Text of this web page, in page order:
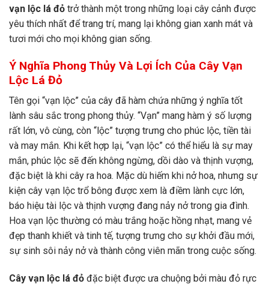
vạn lộc lá đỏ trở thành một trong những loại cây cảnh được
yêu thích nhất để trang trí, mang lại không gian xanh mát và
tươi mới cho mọi không gian sống.
Ý Nghĩa Phong Thủy Và Lợi Ích Của Cây Vạn
Lộc Lá Đỏ
Tên gọi “vạn lộc” của cây đã hàm chứa những ý nghĩa tốt
lành sâu sắc trong phong thủy. “Vạn” mang hàm ý số lượng
rất lớn, vô cùng, còn “lộc” tượng trưng cho phúc lộc, tiền tài
và may mắn. Khi kết hợp lại, “vạn lộc” có thể hiểu là sự may
mắn, phúc lộc sẽ đến không ngừng, dồi dào và thịnh vượng,
đặc biệt là khi cây ra hoa. Mặc dù hiếm khi nở hoa, nhưng sự
kiện cây vạn lộc trổ bông được xem là điềm lành cực lớn,
báo hiệu tài lộc và thịnh vượng đang nảy nở trong gia đình.
Hoa vạn lộc thường có màu trắng hoặc hồng nhạt, mang vẻ
đẹp thanh khiết và tinh tế, tượng trưng cho sự khởi đầu mới,
sự sinh sôi nảy nở và thành công viên mãn trong cuộc sống.
Cây vạn lộc lá đỏ đặc biệt được ưa chuộng bởi màu đỏ rực